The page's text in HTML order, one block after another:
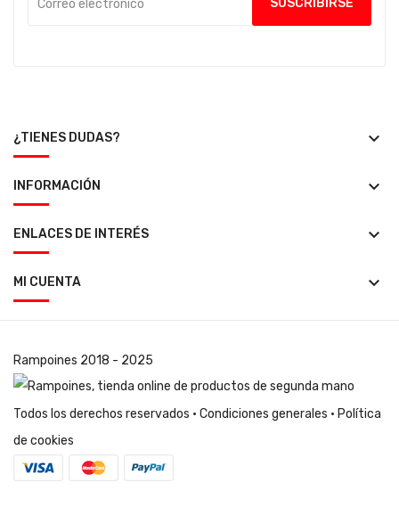
¿TIENES DUDAS? keyboard_arrow_down
INFORMACIÓN keyboard_arrow_down
ENLACES DE INTERÉS keyboard_arrow_down
MI CUENTA keyboard_arrow_down
Rampoines 2018 - 2025
Todos los derechos reservados · Condiciones generales · Política
de cookies